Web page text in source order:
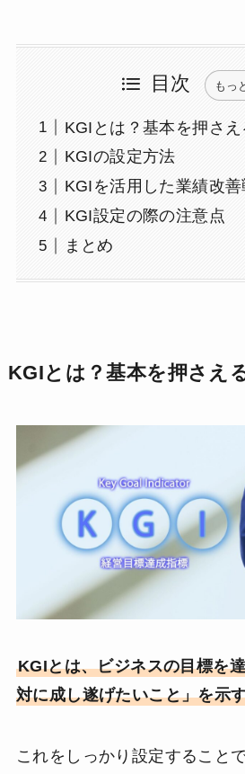
目次 もっ
KGIとは？基本を押さえ
KGIの設定方法
KGIを活用した業績改善
KGI設定の際の注意点
まとめ
KGIとは？基本を押さえ
KGIとは、ビジネスの目標を
対に成し遂げたいこと」を示
これをしっかり設定すること